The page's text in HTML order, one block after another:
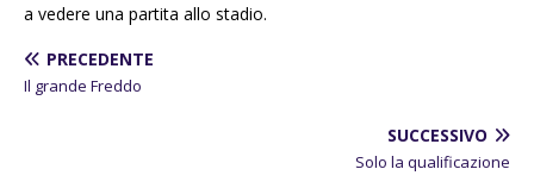
a vedere una partita allo stadio.
PRECEDENTE
Il grande Freddo
SUCCESSIVO
Solo la qualificazione